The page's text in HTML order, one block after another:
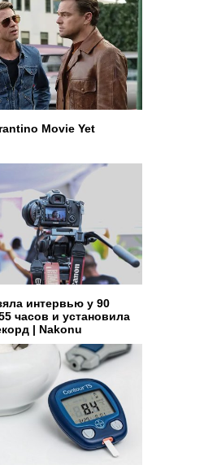
Movie Yet
интервью у 90
часов и установила
| Nakonu